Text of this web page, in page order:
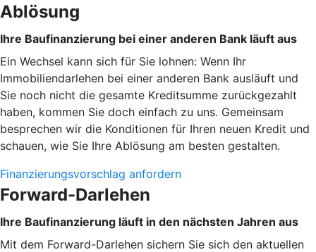
Ablösung
Ihre Baufinanzierung bei einer anderen Bank läuft aus
Ein Wechsel kann sich für Sie lohnen: Wenn Ihr
Immobiliendarlehen bei einer anderen Bank ausläuft und
Sie noch nicht die gesamte Kreditsumme zurückgezahlt
haben, kommen Sie doch einfach zu uns. Gemeinsam
besprechen wir die Konditionen für Ihren neuen Kredit und
schauen, wie Sie Ihre Ablösung am besten gestalten.
Finanzierungsvorschlag anfordern
Forward-Darlehen
Ihre Baufinanzierung läuft in den nächsten Jahren aus
Mit dem Forward-Darlehen sichern Sie sich den aktuellen